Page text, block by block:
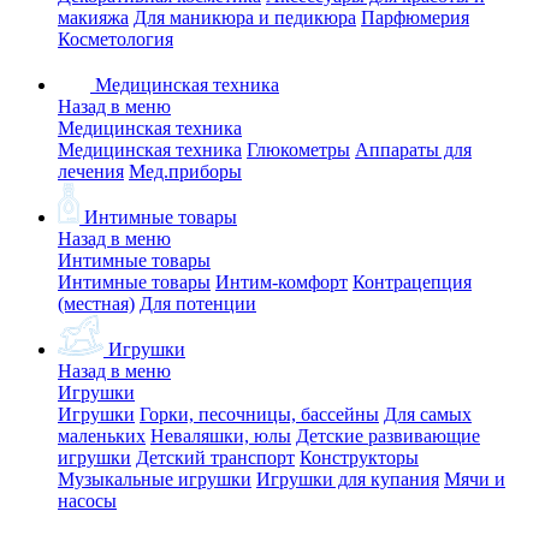
макияжа Для маникюра и педикюра Парфюмерия
Косметология
Медицинская техника
Назад в меню
Медицинская техника
Медицинская техника Глюкометры Аппараты для
лечения Мед.приборы
Интимные товары
Назад в меню
Интимные товары
Интимные товары Интим-комфорт Контрацепция
(местная) Для потенции
Игрушки
Назад в меню
Игрушки
Игрушки Горки, песочницы, бассейны Для самых
маленьких Неваляшки, юлы Детские развивающие
игрушки Детский транспорт Конструкторы
Музыкальные игрушки Игрушки для купания Мячи и
насосы